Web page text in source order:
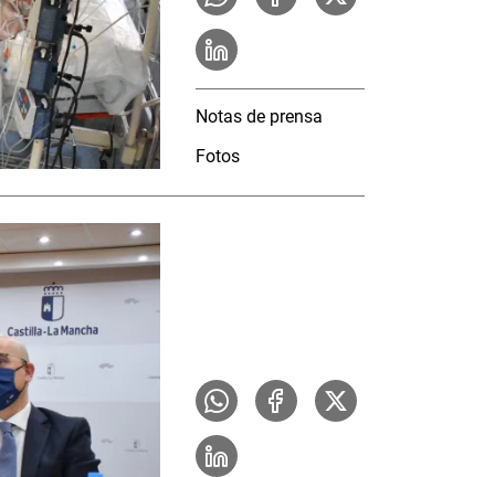
Notas de prensa
Fotos